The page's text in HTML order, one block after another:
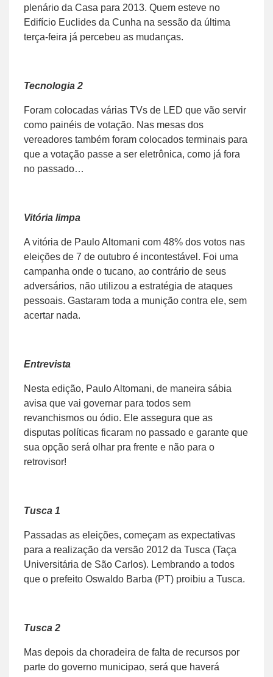
plenário da Casa para 2013. Quem esteve no
Edifício Euclides da Cunha na sessão da última
terça-feira já percebeu as mudanças.
Tecnologia 2
Foram colocadas várias TVs de LED que vão servir
como painéis de votação. Nas mesas dos
vereadores também foram colocados terminais para
que a votação passe a ser eletrônica, como já fora
no passado…
Vitória limpa
A vitória de Paulo Altomani com 48% dos votos nas
eleições de 7 de outubro é incontestável. Foi uma
campanha onde o tucano, ao contrário de seus
adversários, não utilizou a estratégia de ataques
pessoais. Gastaram toda a munição contra ele, sem
acertar nada.
Entrevista
Nesta edição, Paulo Altomani, de maneira sábia
avisa que vai governar para todos sem
revanchismos ou ódio. Ele assegura que as
disputas políticas ficaram no passado e garante que
sua opção será olhar pra frente e não para o
retrovisor!
Tusca 1
Passadas as eleições, começam as expectativas
para a realização da versão 2012 da Tusca (Taça
Universitária de São Carlos). Lembrando a todos
que o prefeito Oswaldo Barba (PT) proibiu a Tusca.
Tusca 2
Mas depois da choradeira de falta de recursos por
parte do governo municipao, será que haverá